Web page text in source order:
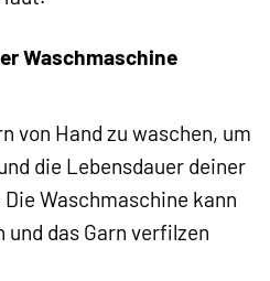
Waschmaschine
von Hand zu waschen, um
die Lebensdauer deiner
Waschmaschine kann
und das Garn verfilzen